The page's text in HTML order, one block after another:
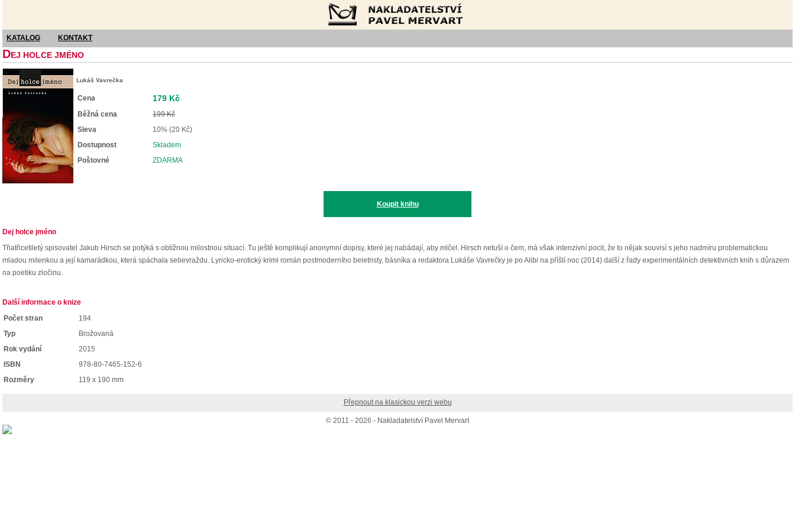
KATALOG KONTAKT
DEJ HOLCE JMÉNO
Lukáš Vavrečka
Cena 179 Kč
Běžná cena
199 Kč
Sleva
10% (20 Kč)
Dostupnost
Skladem
Poštovné
ZDARMA
Koupit knihu
Dej holce jméno
Třiatřicetiletý spisovatel Jakub Hirsch se potýká s obtížnou milostnou situací. Tu ještě komplikují anonymní dopisy, které jej nabádají, aby mlčel. Hirsch netuší o čem, má však intenzivní pocit, že to nějak souvisí s jeho nadmíru problematickou
mladou milenkou a její kamarádkou, která spáchala sebevraždu. Lyricko-erotický krimi román postmoderního beletristy, básníka a redaktora Lukáše Vavrečky je po Alibi na příští noc (2014) další z řady experimentálních detektivních knih s důrazem
na poetiku zločinu.
Další informace o knize
Počet stran
194
Typ
Brožovaná
Rok vydání
2015
ISBN
978-80-7465-152-6
Rozměry
119 x 190 mm
Přepnout na klasickou verzi webu
© 2011 - 2026 - Nakladatelství Pavel Mervart